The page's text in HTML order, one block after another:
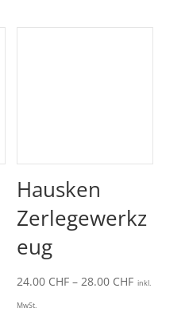
Hausken
Zerlegewerkz
eug
24.00 CHF – 28.00 CHF inkl.
MwSt.